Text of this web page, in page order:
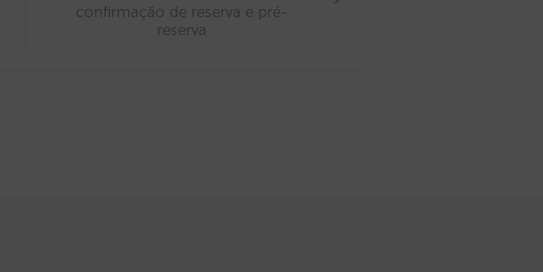
confirmação de reserva e pré-
reserva